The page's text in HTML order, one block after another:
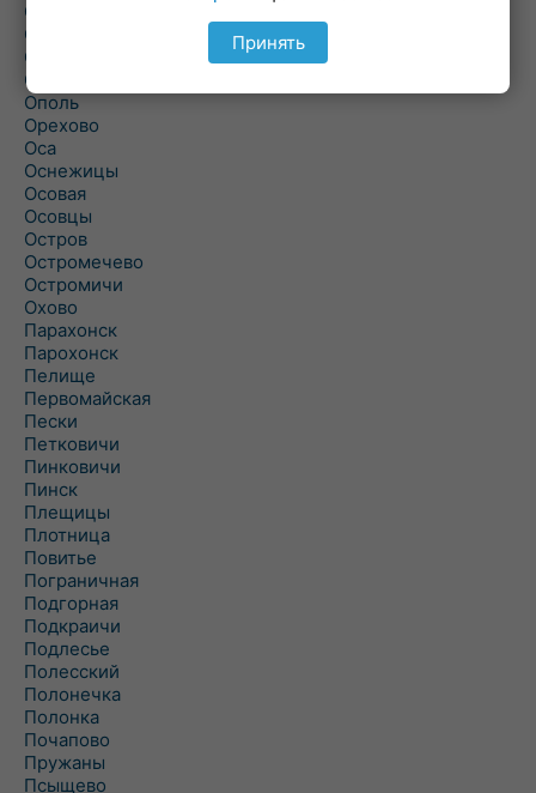
Ольманы
Ольпень
Ольшаны
Омельная
Ополь
Орехово
Оса
Оснежицы
Осовая
Осовцы
Остров
Остромечево
Остромичи
Охово
Парахонск
Парохонск
Пелище
Первомайская
Пески
Петковичи
Пинковичи
Пинск
Плещицы
Плотница
Повитье
Пограничная
Подгорная
Подкраичи
Подлесье
Полесский
Полонечка
Полонка
Почапово
Пружаны
Псыщево
Принять